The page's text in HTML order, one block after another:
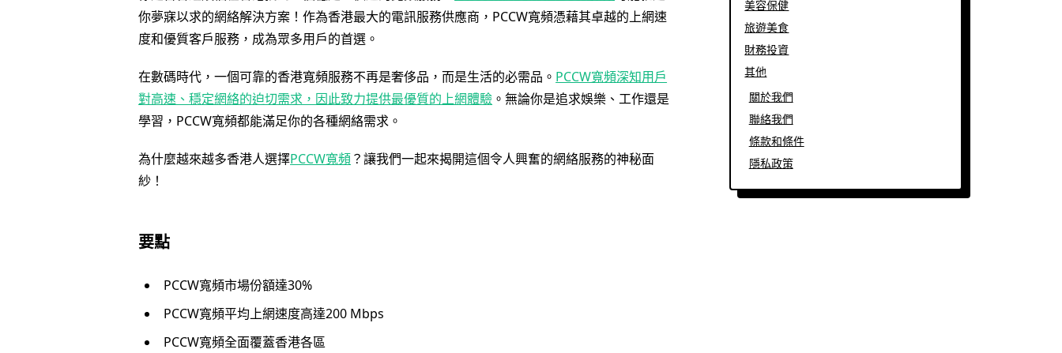
你夢寐以求的網絡解決方案！作為香港最大的電訊服務供應商，PCCW寬頻憑藉其卓越的上網速
度和優質客戶服務，成為眾多用戶的首選。
在數碼時代，一個可靠的香港寬頻服務不再是奢侈品，而是生活的必需品。 PCCW寬頻深知用戶
對高速、穩定網絡的迫切需求，因此致力提供最優質的上網體驗 。無論你是追求娛樂、工作還是
學習，PCCW寬頻都能滿足你的各種網絡需求。
為什麼越來越多香港人選擇PCCW寬頻？讓我們一起來揭開這個令人興奮的網絡服務的神秘面
紗！
要點
PCCW寬頻市場份額達30%
PCCW寬頻平均上網速度高達200 Mbps
PCCW寬頻全面覆蓋香港各區
美容保健
旅遊美食
財務投資
其他
關於我們
聯絡我們
條款和條件
隱私政策